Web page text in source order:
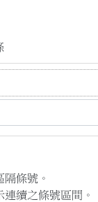
條號。
續之條號區間。